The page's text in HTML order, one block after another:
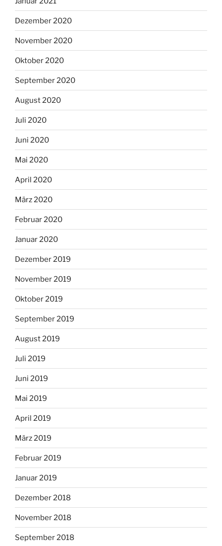
Dezember 2020
November 2020
Oktober 2020
September 2020
August 2020
Juli 2020
Juni 2020
Mai 2020
April 2020
März 2020
Februar 2020
Januar 2020
Dezember 2019
November 2019
Oktober 2019
September 2019
August 2019
Juli 2019
Juni 2019
Mai 2019
April 2019
März 2019
Februar 2019
Januar 2019
Dezember 2018
November 2018
September 2018